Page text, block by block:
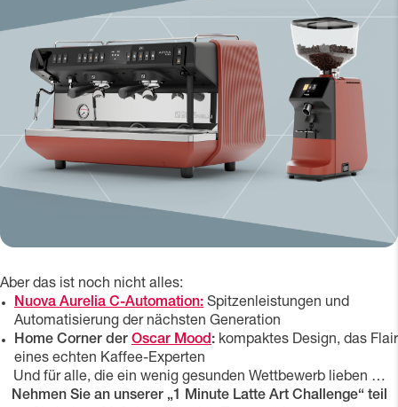
Aber das ist noch nicht alles:
Nuova Aurelia C-Automation: Spitzenleistungen und
Automatisierung der nächsten Generation
Home Corner der Oscar Mood: kompaktes Design, das Flair
eines echten Kaffee-Experten
Und für alle, die ein wenig gesunden Wettbewerb lieben …
Nehmen Sie an unserer „1 Minute Latte Art Challenge“ teil